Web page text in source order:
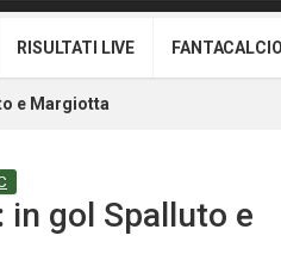
RISULTATI LIVE FANTACALCIO
e Margiotta
in gol Spalluto e